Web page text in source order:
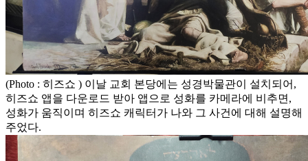
(Photo : 히즈쇼 ) 이날 교회 본당에는 성경박물관이 설치되어,
히즈쇼 앱을 다운로드 받아 앱으로 성화를 카메라에 비추면,
성화가 움직이며 히즈쇼 캐릭터가 나와 그 사건에 대해 설명해
주었다.